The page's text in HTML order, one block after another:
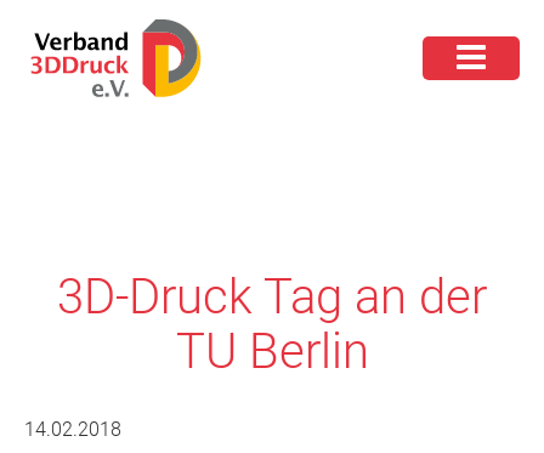
3D-Druck Tag an der
TU Berlin
14.02.2018